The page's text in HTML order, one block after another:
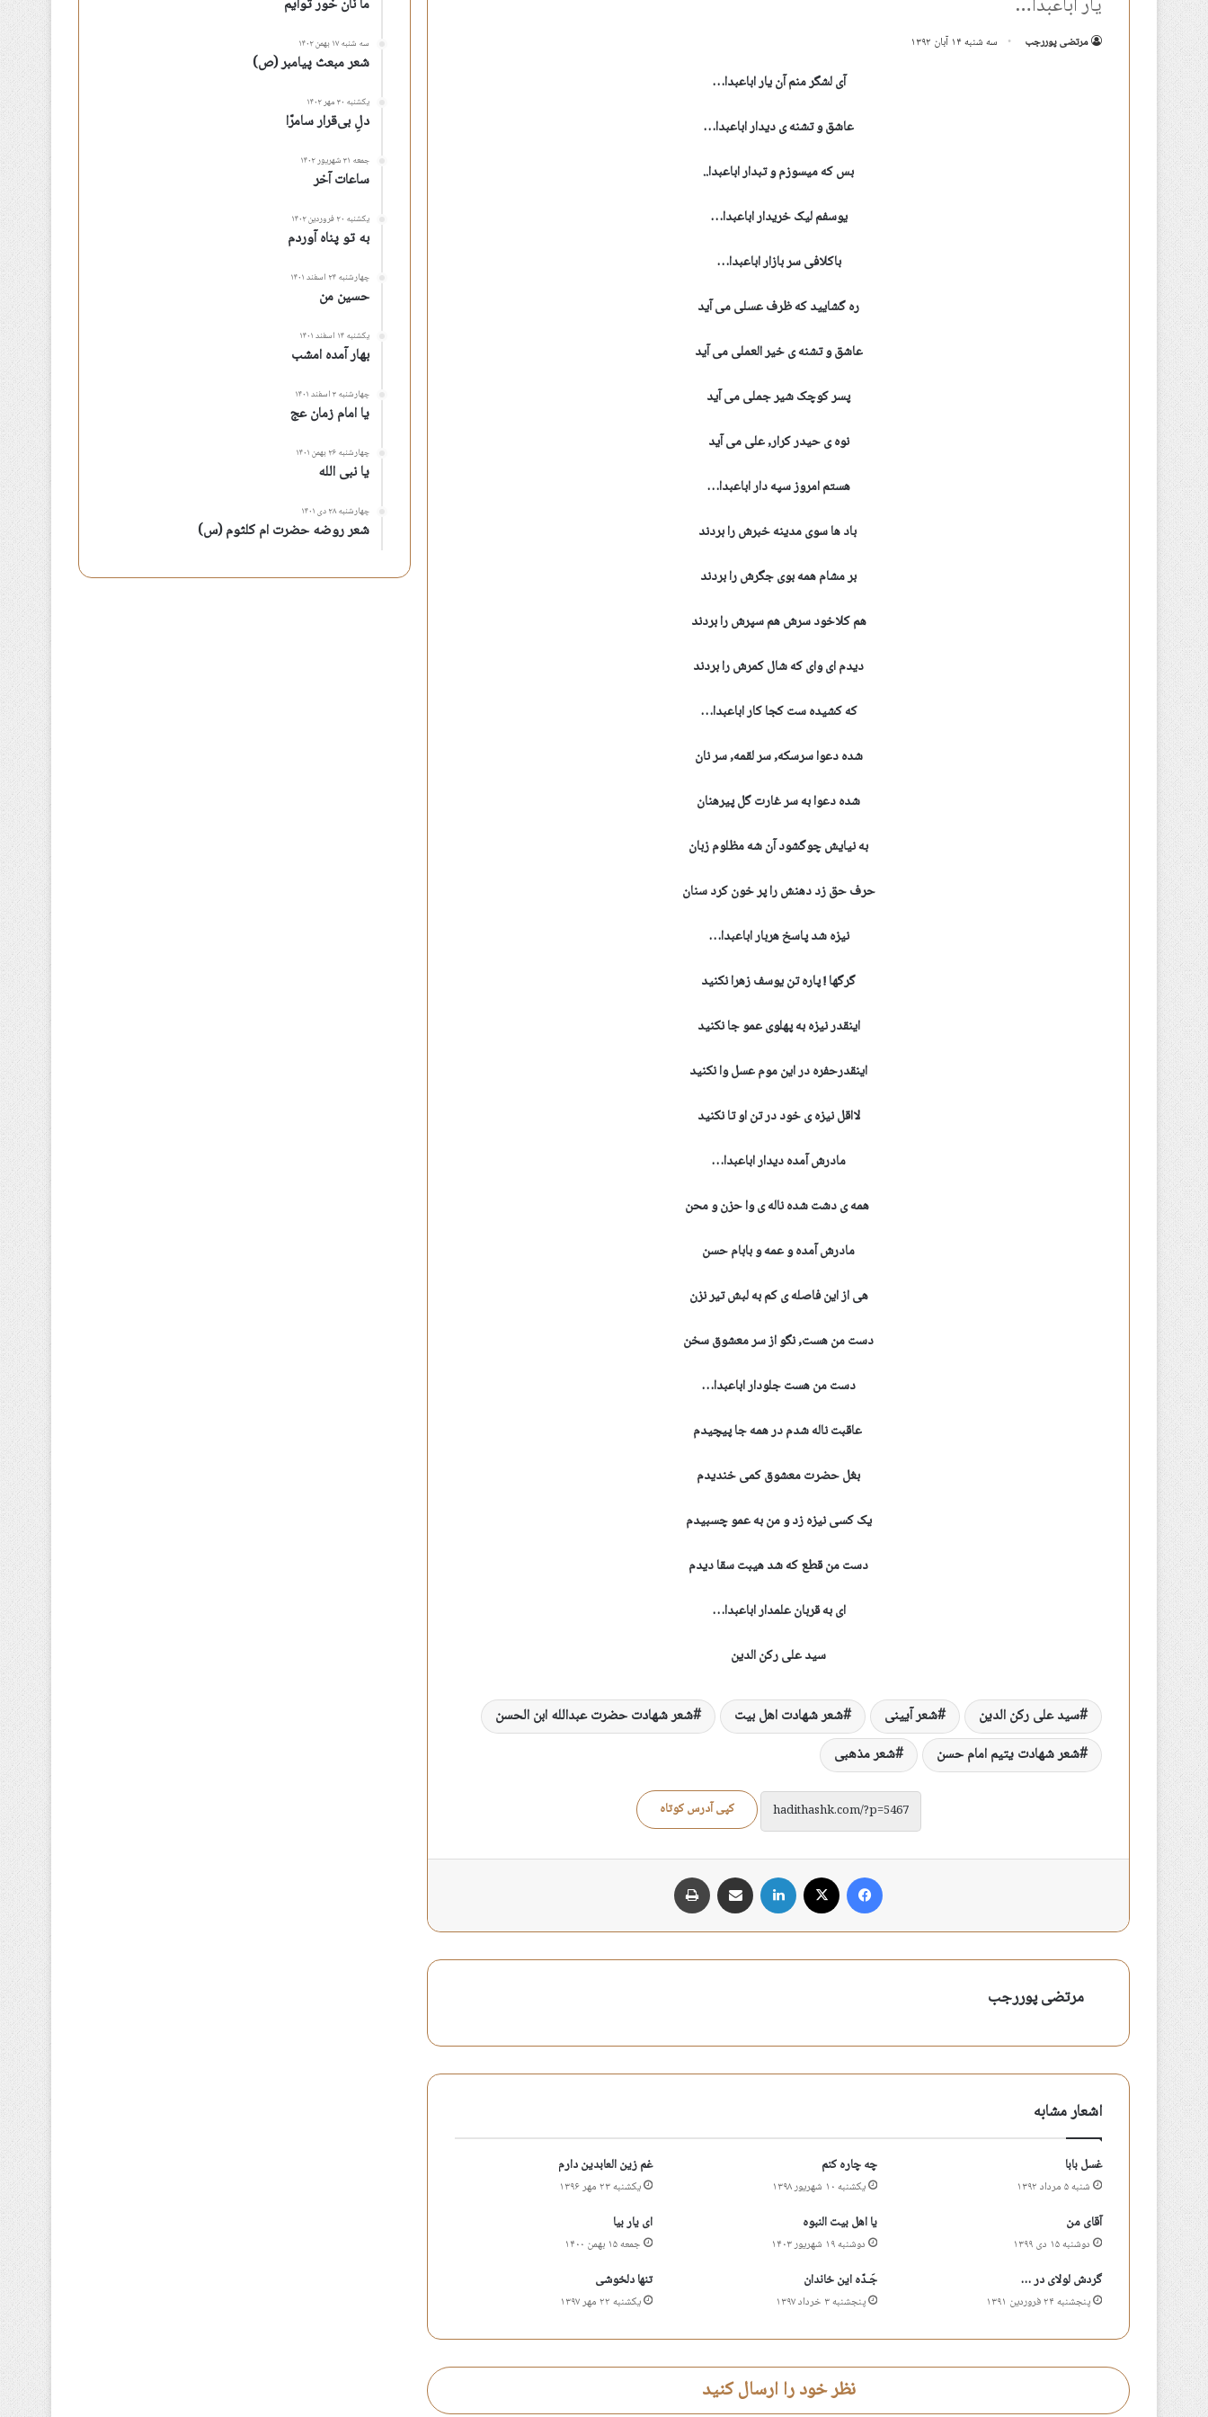
مرتضی پوررجب سه شنبه ۱۴ آبان ۱۳۹۲
آی لشگر منم آن یار اباعبدا…
عاشق و تشنه ی دیدار اباعبدا…
بس که میسوزم و تبدار اباعبدا..
یوسفم لیک خریدار اباعبدا…
باکلافی سر بازار اباعبدا…
ره گشایید که ظرف عسلی می آید
عاشق و تشنه ی خیر العملی می آید
پسر کوچک شیر جملی می آید
نوه ی حیدر کرار, علی می آید
هستم امروز سپه دار اباعبدا…
باد ها سوی مدینه خبرش را بردند
بر مشام همه بوی جگرش را بردند
هم کلاخود سرش هم سپرش را بردند
دیدم ای وای که شال کمرش را بردند
که کشیده ست کجا کار اباعبدا…
شده دعوا سرسکه, سر لقمه, سر نان
شده دعوا به سر غارت گل پیرهنان
به نیایش چوگشود آن شه مظلوم زبان
حرف حق زد دهنش را پر خون کرد سنان
نیزه شد پاسخ هربار اباعبدا…
گرگها ! پاره تن یوسف زهرا نکنید
اینقدر نیزه به پهلوی عمو جا نکنید
اینقدرحفره در این موم عسل وا نکنید
لااقل نیزه ی خود در تن او تا نکنید
مادرش آمده دیدار اباعبدا…
همه ی دشت شده ناله ی وا حزن و محن
مادرش آمده و عمه و بابام حسن
هی از این فاصله ی کم به لبش تیر نزن
دست من هست, نگو از سر معشوق سخن
دست من هست جلودار اباعبدا…
عاقبت ناله شدم در همه جا پیچیدم
بغل حضرت معشوق کمی خندیدم
یک کسی نیزه زد و من به عمو چسبیدم
دست من قطع که شد هیبت سقا دیدم
ای به قربان علمدار اباعبدا…
سید علی رکن الدین
سید علی رکن الدین شعر آیینی شعر شهادت اهل بیت
شعر شهادت حضرت عبدالله ابن الحسن
شعر شهادت یتیم امام حسن
شعر مذهبی
کپی آدرس کوتاه
فیس بوک لینکدین اشتراک گذاری از طریق ایمیل
مرتضی پوررجب
اشعار مشابه
غسل بابا
شنبه ۵ مرداد ۱۳۹۲
چه چاره کنم
یکشنبه ۱۰ شهریور ۱۳۹۸
غم زین العابدین دارم
یکشنبه ۲۳ مهر ۱۳۹۶
آقای من
دوشنبه ۱۵ دی ۱۳۹۹
یا اهل بیت النبوه
دوشنبه ۱۹ شهریور ۱۴۰۳
ای یار بیا
جمعه ۱۵ بهمن ۱۴۰۰
گردش لولای در …
پنجشنبه ۲۴ فروردین ۱۳۹۱
جَـدّه این خاندان
پنجشنبه ۳ خرداد ۱۳۹۷
تنها دلخوشی
یکشنبه ۲۲ مهر ۱۳۹۷
نظر خود را ارسال کنید
ما نان خور توأیم
سه شنبه ۱۷ بهمن ۱۴۰۲
شعر مبعث پیامبر (ص)
یکشنبه ۳۰ مهر ۱۴۰۲
دلِ بی‌قرار سامرّا
جمعه ۳۱ شهریور ۱۴۰۲
ساعات آخر
یکشنبه ۲۰ فروردین ۱۴۰۲
به تو پناه آوردم
چهارشنبه ۲۴ اسفند ۱۴۰۱
حسین من
یکشنبه ۱۴ اسفند ۱۴۰۱
بهار آمده امشب
چهارشنبه ۳ اسفند ۱۴۰۱
یا امام زمان عج
چهارشنبه ۲۶ بهمن ۱۴۰۱
یا نبی الله
چهارشنبه ۲۸ دی ۱۴۰۱
شعر روضه حضرت ام کلثوم (س)